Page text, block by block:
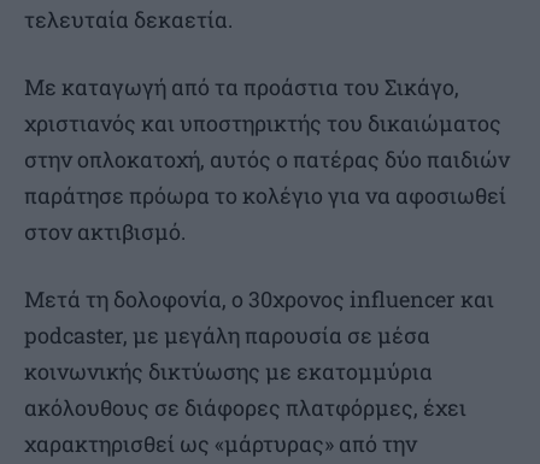
τελευταία δεκαετία.
Με καταγωγή από τα προάστια του Σικάγο,
χριστιανός και υποστηρικτής του δικαιώματος
στην οπλοκατοχή, αυτός ο πατέρας δύο παιδιών
παράτησε πρόωρα το κολέγιο για να αφοσιωθεί
στον ακτιβισμό.
Μετά τη δολοφονία, ο 30χρονος influencer και
podcaster, με μεγάλη παρουσία σε μέσα
κοινωνικής δικτύωσης με εκατομμύρια
ακόλουθους σε διάφορες πλατφόρμες, έχει
χαρακτηρισθεί ως «μάρτυρας» από την